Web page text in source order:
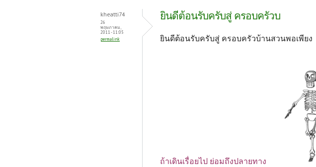
kheatti74
26
พฤษภาคม,
2011 - 11:05
permalink
ยินดีต้อนรับครับสู่ ครอบครัวบ
ยินดีต้อนรับครับสู่ ครอบครัวบ้านสวนพอเพียง
ถ้าเดินเรื่อยไป ย่อมถึงปลายทาง